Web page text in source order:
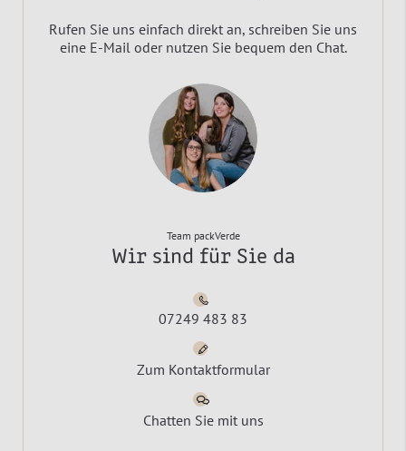
Rufen Sie uns einfach direkt an, schreiben Sie uns
eine E-Mail oder nutzen Sie bequem den Chat.
Team packVerde
Wir sind für Sie da
07249 483 83
Zum Kontaktformular
Chatten Sie mit uns